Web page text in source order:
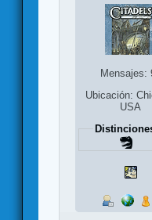
Mensajes:
Ubicación:
USA